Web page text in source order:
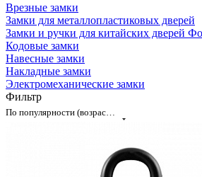
Врезные замки
Замки для металлопластиковых дверей
Замки и ручки для китайских дверей
Кодовые замки
Навесные замки
Накладные замки
Электромеханические замки
Фильтр